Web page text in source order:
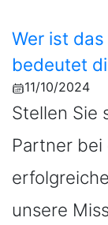
Wer ist
bedeutet
11/10/2024
Stellen Sie
Partner
unsere